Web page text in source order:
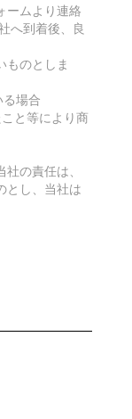
ームより連絡
へ到着後、良
ものとしま
る場合
と等により商
の責任は、
とし、当社は